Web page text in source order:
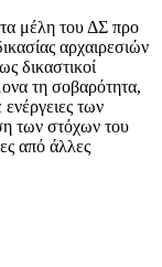
μέλη του ΔΣ προ
αρχαιρεσιών
δικαστικοί
τη σοβαρότητα,
των
των στόχων του
από άλλες